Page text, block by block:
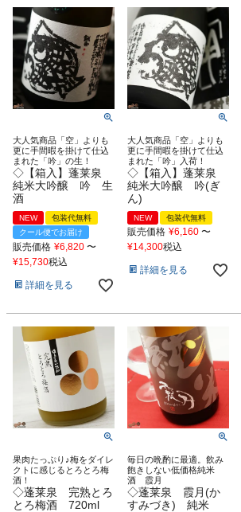
大人気商品「空」よりも
更に手間暇を掛けて仕込
まれた「吟」の生！
◇【箱入】蓬莱泉
純米大吟醸 吟 生
酒
NEW
包装代無料
クール便でお届け
販売価格 ¥6,820 〜
¥15,730税込
詳細を見る
大人気商品「空」よりも
更に手間暇を掛けて仕込
まれた「吟」入荷！
◇【箱入】蓬莱泉
純米大吟醸 吟(ぎ
ん)
NEW 包装代無料
販売価格 ¥6,160 〜
¥14,300税込
詳細を見る
果肉たっぷり♪梅をダイレ
クトに感じるとろとろ梅
酒！
◇蓬莱泉 完熟とろ
とろ梅酒 720ml
毎日の晩酌に最適。飲み
飽きしない低価格純米
酒 霞月
◇蓬莱泉 霞月(か
すみづき) 純米